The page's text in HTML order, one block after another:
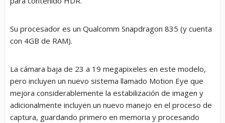
Su procesador es un Qualcomm Snapdragon 835 (y cuenta
con 4GB de RAM).
La cámara baja de 23 a 19 megapixeles en este modelo,
pero incluyen un nuevo sistema llamado Motion Eye que
mejora considerablemente la estabilización de imagen y
adicionalmente incluyen un nuevo manejo en el proceso de
captura, guardando primero en memoria y procesando